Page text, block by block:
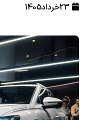
23خرداد1405